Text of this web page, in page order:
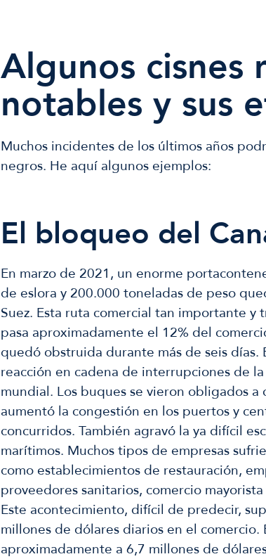
Algunos cisnes
notables y sus
Muchos incidentes de los últimos años
negros. He aquí algunos ejemplos:
El bloqueo del
En marzo de 2021, un enorme
de eslora y 200.000 toneladas de peso
Suez. Esta ruta comercial tan importante y
pasa aproximadamente el 12% del
quedó obstruida durante más de seis días.
reacción en cadena de interrupciones de
mundial. Los buques se vieron obligados
aumentó la congestión en los puertos y
concurridos. También agravó la ya difícil
marítimos. Muchos tipos de empresas
como establecimientos de restauración,
proveedores sanitarios, comercio
Este acontecimiento, difícil de predecir,
millones de dólares diarios en el comercio.
aproximadamente a 6,7 millones de